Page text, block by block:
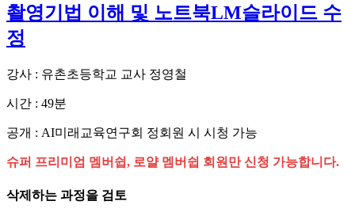
촬영기법 이해 및 노트북LM슬라이드 수
정
강사 : 유촌초등학교 교사 정영철
시간 : 49분
공개 : AI미래교육연구회 정회원 시 시청 가능
슈퍼 프리미엄 멤버쉽, 로얄 멤버쉽 회원만 신청 가능합니다.
삭제하는 과정을 검토